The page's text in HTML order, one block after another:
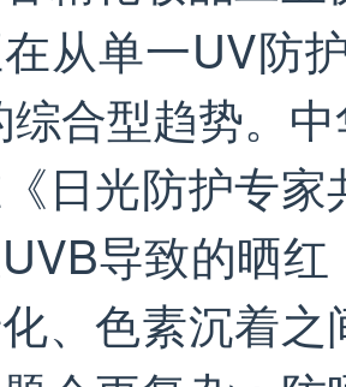
从单一UV防
综合型趋势。
日光防护专
导致的晒
、色素沉着